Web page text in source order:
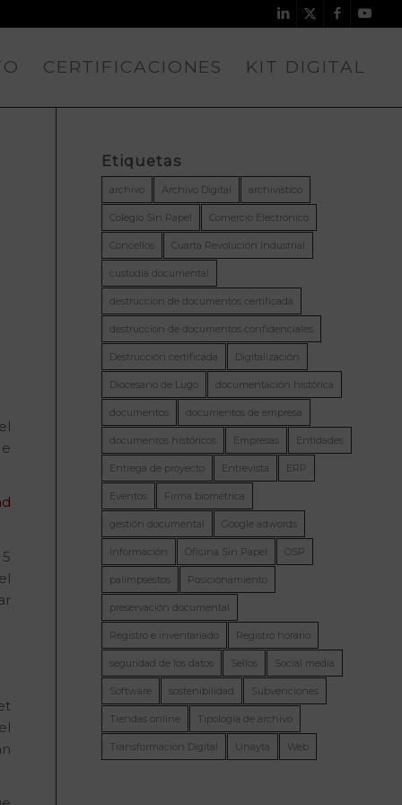
CERTIFICACIONES KIT DIGITAL
Etiquetas
archivo Archivo Digital archivístico
Colegio Sin Papel Comercio Electrónico
Concellos Cuarta Revolución Industrial
custodia documental
destruccion de documentos certificada
destruccion de documentos confidenciales
Destrucción certificada Digitalización
Diocesano de Lugo documentación histórica
documentos documentos de empresa
documentos históricos Empresas Entidades
Entrega de proyecto Entrevista ERP
Eventos Firma biométrica
gestión documental Google adwords
Información Oficina Sin Papel OSP
palimpsestos Posicionamiento
preservación documental
Registro e inventariado Registro horario
seguridad de los datos Sellos Social media
Software sostenibilidad Subvenciones
Tiendas online Tipología de archivo
Transformación Digital Unayta Web